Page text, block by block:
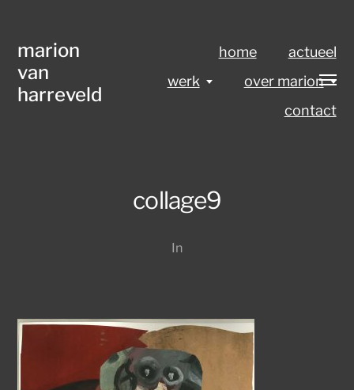
marion
van
harreveld
home
actueel
werk
over marion
contact
collage9
In